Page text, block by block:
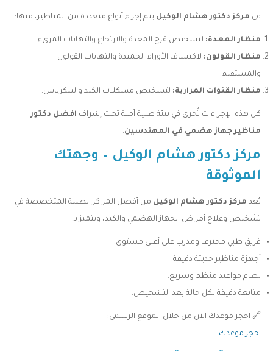
في مركز دكتور هشام الوكيل يتم إجراء أنواع متعددة من المناظير، منها:
منظار المعدة: لتشخيص قرح المعدة والارتجاع والتهابات المريء.
منظار القولون: لاكتشاف الأورام الحميدة والتهابات القولون
والمستقيم.
منظار القنوات المرارية: لتشخيص مشكلات الكبد والبنكرياس.
كل هذه الإجراءات تُجرى في بيئة طبية آمنة تحت إشراف افضل دكتور
مناظير جهاز هضمي في المهندسين.
مركز دكتور هشام الوكيل – وجهتك
الموثوقة
يُعد مركز دكتور هشام الوكيل من أفضل المراكز الطبية المتخصصة في
تشخيص وعلاج أمراض الجهاز الهضمي والكبد، ويتميز بـ:
فريق طبي محترف ومدرب على أعلى مستوى.
أجهزة مناظير حديثة دقيقة.
نظام مواعيد منظم وسريع.
متابعة دقيقة لكل حالة بعد التشخيص.
🔗 احجز موعدك الآن من خلال الموقع الرسمي:
احجز موعدك